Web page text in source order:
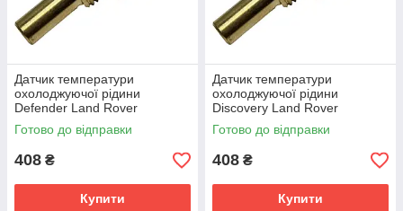
Датчик температури
охолоджуючої рідини
Defender Land Rover
025906041 1338444
90080939 90410792
Готово до відправки
408 ₴
Купити
Датчик температури
охолоджуючої рідини
Discovery Land Rover
025906041 1338444
90080939 90410792
Готово до відправки
408 ₴
Купити